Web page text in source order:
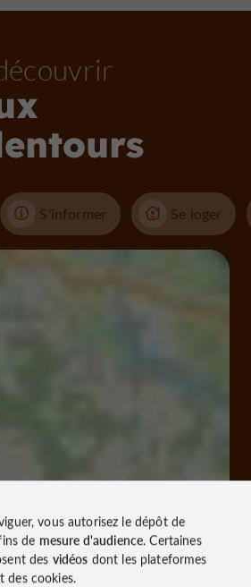
S'informer Se loger
vous autorisez le dépôt de
de mesure d'audience. Certaines
des vidéos dont les plateformes
des cookies.